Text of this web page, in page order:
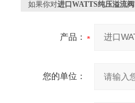
如果你对进口WATTS纯压溢流
产品：
您的单位：